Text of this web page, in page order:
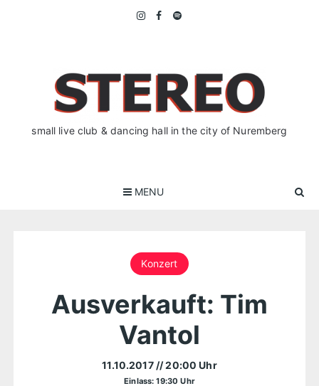
small live club & dancing hall in the city of Nuremberg
MENU
Konzert
Ausverkauft: Tim
Vantol
11.10.2017 // 20:00 Uhr
Einlass: 19:30 Uhr